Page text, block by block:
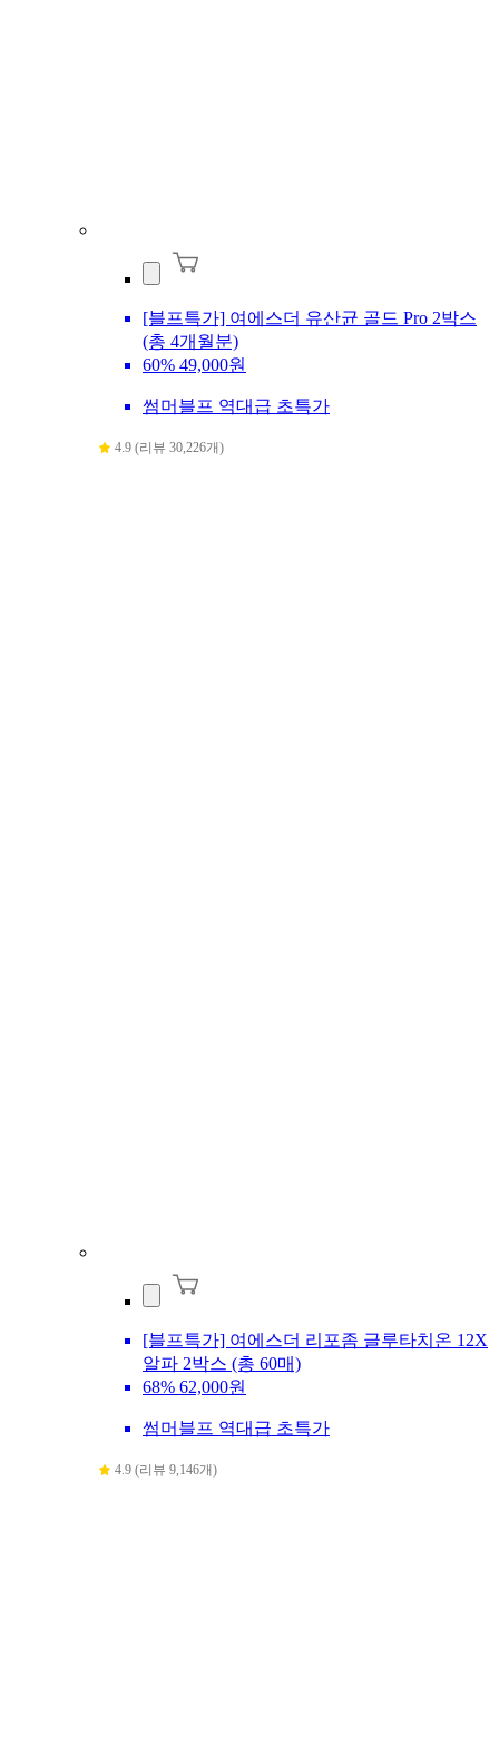
[블프특가] 여에스더 유산균 골드 Pro 2박스
(총 4개월분)
60% 49,000원
썸머블프 역대급 초특가
4.9 (리뷰 30,226개)
[블프특가] 여에스더 리포좀 글루타치온 12X
알파 2박스 (총 60매)
68% 62,000원
썸머블프 역대급 초특가
4.9 (리뷰 9,146개)